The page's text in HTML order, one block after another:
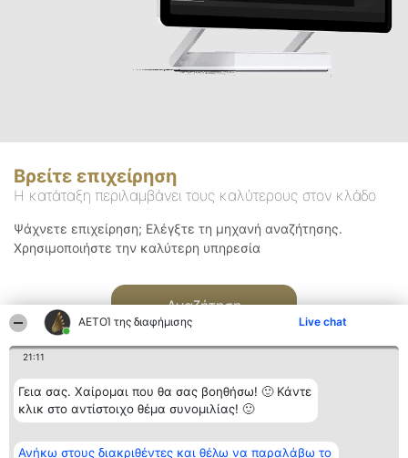
ΑΕΤΟΊ της διαφήμισης Live chat
21:11
Γεια σας. Χαίρομαι που θα σας βοηθήσω! 🙂 Κάντε
κλικ στο αντίστοιχο θέμα συνομιλίας! 🙂
Ανήκω στους διακριθέντες και θέλω να παραλάβω το
Βρείτε επιχείρηση
Η κατάταξη περιλαμβάνει τους καλύτερους στον κλάδο
Ψάχνετε επιχείρηση; Ελέγξτε τη μηχανή αναζήτησης.
Χρησιμοποιήστε την καλύτερη υπηρεσία
Αναζήτηση
Διοργανωτής της
κατάταξης
Κατάταξη
Διακριθέντες
Επικοινωνία
Επικοινωνία